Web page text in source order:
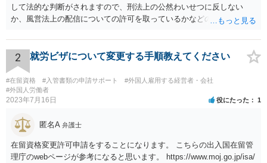
して法的な判断がされますので、刑法上の公然わいせつに反しない
か、風営法上の配信についての許可を取っているかなどの検討が必要
うかの問題も生じます。
2 就労ビザについて変更する手順教えてください
#在留資格 #入管書類の申請サポート
#外国人雇用する経営者・会社
#外国人労働者
2023年7月16日 役にたった 1
匿名A 弁護士
在留資格変更許可申請をすることになります。 こちらの出入国在留管
理庁のwebページが参考になると思います。 https://www.moj.go.jp/isa/